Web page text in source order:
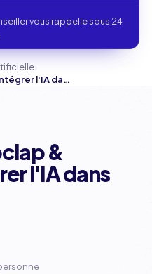
vous rappelle sous 24
›
Formation Wooclap & Genially - Intégrer l'IA dans vos contenus
&
l'IA dans